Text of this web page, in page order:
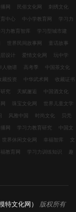
网 民俗文化网 刺绣文化
中心 中小学教育网 学习力
力教育智库 学习型城市建
世界民间故事网 童话故事
设计 爱情文化网 玩中学
人物谱 高考季 中国茶文化
藏投资 中华武术网 收藏证书
究 天赋邂逅 中国酒文化
珠宝文化网 世界儿童文学
风雅中国 时尚文化 贝壳
网 学习力教育研究 中国文
世界休闲文化网 幸福智库 文
福教育网 学习力训练知识 趣
特文化网） 版权所有